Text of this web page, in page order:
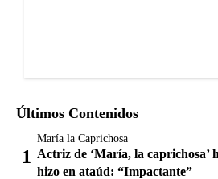
Últimos Contenidos
María la Caprichosa
Actriz de ‘María, la caprichosa’
hizo en ataúd: “Impactante”